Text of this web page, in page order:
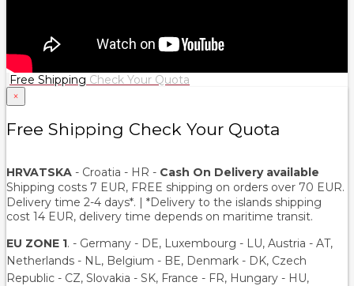
Free Shipping Check Your Quota
×
Free Shipping Check Your Quota
HRVATSKA - Croatia - HR - Cash On Delivery available
Shipping costs 7 EUR, FREE shipping on orders over 70 EUR.
Delivery time 2-4 days*. | *Delivery to the islands shipping
cost 14 EUR, delivery time depends on maritime transit.
EU ZONE 1. - Germany - DE, Luxembourg - LU, Austria - AT,
Netherlands - NL, Belgium - BE, Denmark - DK, Czech
Republic - CZ, Slovakia - SK, France - FR, Hungary - HU,